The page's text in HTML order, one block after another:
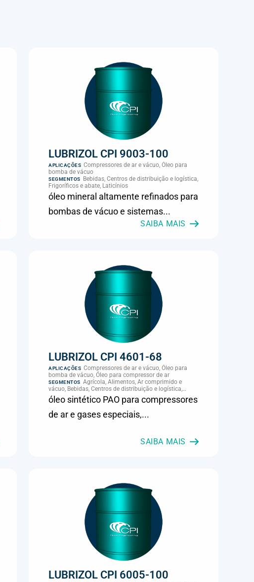
LUBRIZOL CPI 9003-100
APLICAÇÕES Compressores de ar e vácuo, Óleo para
bomba de vácuo
SEGMENTOS
Bebidas, Centros de distribuição e logística,
Frigoríficos e abate, Laticínios
óleo mineral altamente refinados para
bombas de vácuo e sistemas...
SAIBA MAIS
LUBRIZOL CPI 4601-68
APLICAÇÕES Compressores de ar e vácuo, Óleo para
bomba de vácuo, Óleo para compressor de ar
SEGMENTOS Agrícola, Alimentos, Ar comprimido e
vácuo, Bebidas, Centros de distribuição e logística,
Cimento, Climatização e HVAC, Data center,
Eletroeletrônica, Embalagens e latas, Energia (geração),
Eólico, Farmacêutica e cosmética, Frigoríficos e abate,
Laticínios, Madeira e móveis, Metalmecânica, Metalurgia
Petróleo e gás, Pintura industrial, Plásticos e borracha,
Química e petroquímica, Refrigeração industrial,
óleo sintético PAO para compressores
de ar e gases especiais,...
SAIBA MAIS
LUBRIZOL CPI 6005-100